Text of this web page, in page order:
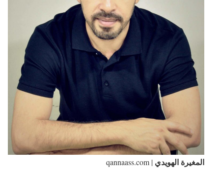
المغيرة الهويدي | qannaass.com